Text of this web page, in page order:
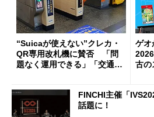
“Suicaが使えない”クレカ・
QR専用改札機に賛否 「問
題なく運用できる」「交通系I
ゲオ
古の
FINCHI主催「
話題に！